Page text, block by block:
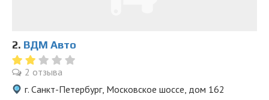
2. ВДМ Авто
2 отзыва
г. Санкт-Петербург, Московское шоссе, дом 162